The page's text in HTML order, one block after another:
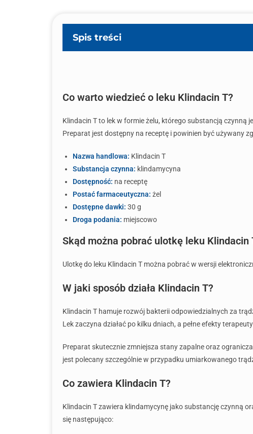
Spis treści
Co warto wiedzieć o leku Klindacin T?
Klindacin T to lek w formie żelu, którego substancją czynną
Preparat jest dostępny na receptę i powinien być używany
Nazwa handlowa: Klindacin T
Substancja czynna: klindamycyna
Dostępność: na receptę
Postać farmaceutyczna: żel
Dostępne dawki: 30 g
Droga podania: miejscowo
Skąd można pobrać ulotkę leku Klindacin
Ulotkę do leku Klindacin T można pobrać w wersji
W jaki sposób działa Klindacin T?
Klindacin T hamuje rozwój bakterii odpowiedzialnych za
Lek zaczyna działać po kilku dniach, a pełne efekty
Preparat skutecznie zmniejsza stany zapalne oraz
jest polecany szczególnie w przypadku umiarkowanego
Co zawiera Klindacin T?
Klindacin T zawiera klindamycynę jako substancję czynną
się następująco: